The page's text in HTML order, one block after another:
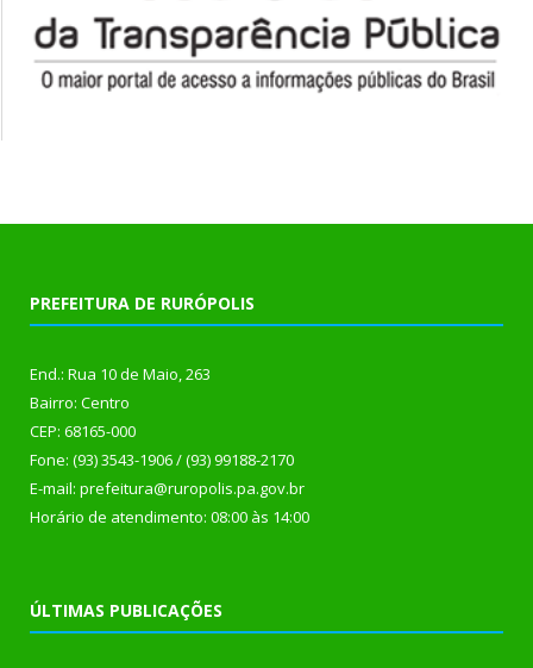
PREFEITURA DE RURÓPOLIS
End.: Rua 10 de Maio, 263
Bairro: Centro
CEP: 68165-000
Fone: (93) 3543-1906 / (93) 99188-2170
E-mail: prefeitura@ruropolis.pa.gov.br
Horário de atendimento: 08:00 às 14:00
ÚLTIMAS PUBLICAÇÕES